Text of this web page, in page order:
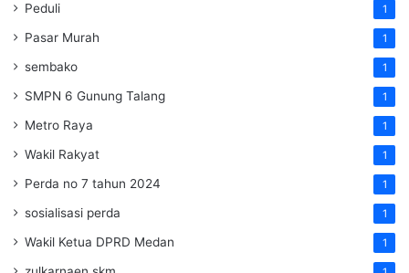
Peduli 1
Pasar Murah 1
sembako 1
SMPN 6 Gunung Talang 1
Metro Raya 1
Wakil Rakyat 1
Perda no 7 tahun 2024 1
sosialisasi perda 1
Wakil Ketua DPRD Medan 1